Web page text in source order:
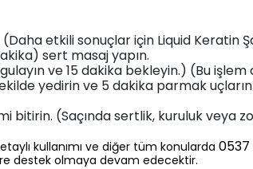
(Daha etkili sonuçlar için Liquid Keratin
sert masaj yapın.
ve 15 dakika bekleyin.) (Bu
yedirin ve 5 dakika parmak
bitirin. (Saçında sertlik, kuruluk
kullanımı ve diğer tüm konularda 0537
destek olmaya devam edecektir.